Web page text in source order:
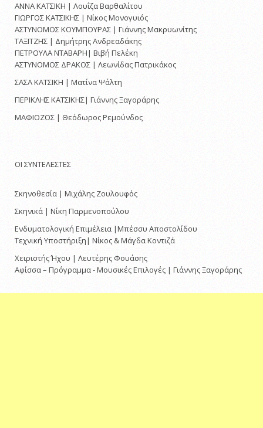
ΑΝΝΑ ΚΑΤΣΙΚΗ | Λουΐζα Βαρθαλίτου
ΓΙΩΡΓΟΣ ΚΑΤΣΙΚΗΣ | Νίκος Μονογυιός
ΑΣΤΥΝΟΜΟΣ ΚΟΥΜΠΟΥΡΑΣ | Γιάννης Μακρυωνίτης
ΤΑΞΙΤΖΗΣ | Δημήτρης Ανδρεαδάκης
ΠΕΤΡΟΥΛΑ ΝΤΑΒΑΡΗ| Βιβή Πελέκη
ΑΣΤΥΝΟΜΟΣ ΔΡΑΚΟΣ | Λεωνίδας Πατρικάκος
ΣΑΣΑ ΚΑΤΣΙΚΗ | Ματίνα Ψάλτη
ΠΕΡΙΚΛΗΣ ΚΑΤΣΙΚΗΣ| Γιάννης Ξαγοράρης
ΜΑΦΙΟΖΟΣ | Θεόδωρος Ρεμούνδος
ΟΙ ΣΥΝΤΕΛΕΣΤΕΣ
Σκηνοθεσία | Μιχάλης Ζουλουφός
Σκηνικά | Νίκη Παρμενοπούλου
Ενδυματολογική Επιμέλεια |Μπέσσυ Αποστολίδου
Τεχνική Υποστήριξη| Νίκος & Μάγδα Κοντιζά
Χειριστής Ήχου | Λευτέρης Φουάσης
Αφίσσα – Πρόγραμμα - Μουσικές Επιλογές | Γιάννης Ξαγοράρης